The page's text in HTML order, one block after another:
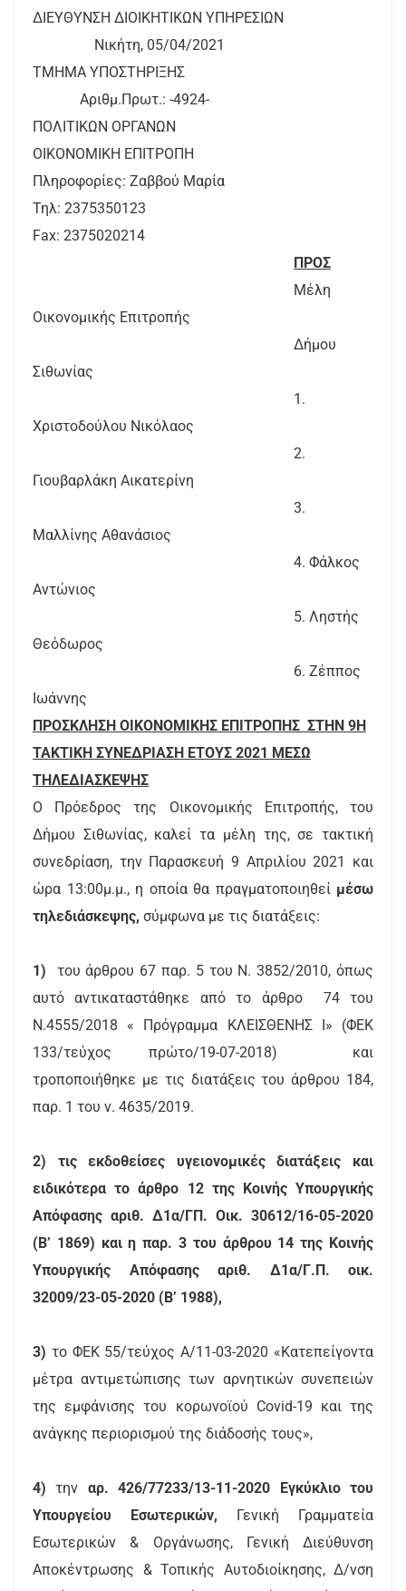
ΔΙΕΥΘΥΝΣΗ ΔΙΟΙΚΗΤΙΚΩΝ ΥΠΗΡΕΣΙΩΝ
Νικήτη, 05/04/2021
ΤΜΗΜΑ ΥΠΟΣΤΗΡΙΞΗΣ
Αριθμ.Πρωτ.: -4924-
ΠΟΛΙΤΙΚΩΝ ΟΡΓΑΝΩΝ
ΟΙΚΟΝΟΜΙΚΗ ΕΠΙΤΡΟΠΗ
Πληροφορίες: Ζαββού Μαρία
Τηλ: 2375350123
Fax: 2375020214
ΠΡΟΣ
Μέλη
Οικονομικής Επιτροπής
Δήμου
Σιθωνίας
1.
Χριστοδούλου Νικόλαος
2.
Γιουβαρλάκη Αικατερίνη
3.
Μαλλίνης Αθανάσιος
4. Φάλκος
Αντώνιος
5. Ληστής
Θεόδωρος
6. Ζέππος
Ιωάννης
ΠΡΟΣΚΛΗΣΗ ΟΙΚΟΝΟΜΙΚΗΣ ΕΠΙΤΡΟΠΗΣ ΣΤΗΝ 9Η
ΤΑΚΤΙΚΗ ΣΥΝΕΔΡΙΑΣΗ ΕΤΟΥΣ 2021 ΜΕΣΩ
ΤΗΛΕΔΙΑΣΚΕΨΗΣ
Ο Πρόεδρος της Οικονομικής Επιτροπής, του
Δήμου Σιθωνίας, καλεί τα μέλη της, σε τακτική
συνεδρίαση, την Παρασκευή 9 Απριλίου 2021 και
ώρα 13:00μ.μ., η οποία θα πραγματοποιηθεί μέσω
τηλεδιάσκεψης, σύμφωνα με τις διατάξεις:
1) του άρθρου 67 παρ. 5 του Ν. 3852/2010, όπως
αυτό αντικαταστάθηκε από το άρθρο 74 του
Ν.4555/2018 « Πρόγραμμα ΚΛΕΙΣΘΕΝΗΣ Ι» (ΦΕΚ
133/τεύχος πρώτο/19-07-2018) και
τροποποιήθηκε με τις διατάξεις του άρθρου 184,
παρ. 1 του ν. 4635/2019.
2)
τις εκδοθείσες υγειονομικές διατάξεις και
ειδικότερα το άρθρο 12 της Κοινής Υπουργικής
Απόφασης αριθ. Δ1α/ΓΠ. Οικ. 30612/16-05-2020
(Β’ 1869) και η παρ. 3 του άρθρου 14 της Κοινής
Υπουργικής Απόφασης αριθ. Δ1α/Γ.Π. οικ.
32009/23-05-2020 (Β’ 1988),
3) το ΦΕΚ 55/τεύχος Α/11-03-2020 «Κατεπείγοντα
μέτρα αντιμετώπισης των αρνητικών συνεπειών
της εμφάνισης του κορωνοϊού Covid-19 και της
ανάγκης περιορισμού της διάδοσής τους»,
4) την αρ. 426/77233/13-11-2020 Εγκύκλιο του
Υπουργείου Εσωτερικών, Γενική Γραμματεία
Εσωτερικών & Οργάνωσης, Γενική Διεύθυνση
Αποκέντρωσης & Τοπικής Αυτοδιοίκησης, Δ/νση